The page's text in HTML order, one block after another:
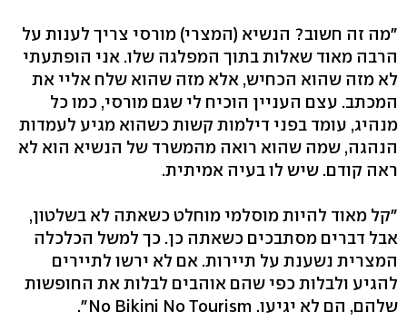
"מה זה חשוב? הנשיא (המצרי) מורסי צריך לענות על
הרבה מאוד שאלות בתוך המפלגה שלו. אני הופתעתי
לא מזה שהוא הכחיש, אלא מזה שהוא שלח אליי את
המכתב. עצם העניין הוכיח לי שגם מורסי, כמו כל
מנהיג, עומד בפני דילמות קשות כשהוא מגיע לעמדות
הנהגה, שמה שהוא רואה מהמשרד של הנשיא הוא לא
ראה קודם. שיש לו בעיה אמיתית.
"קל מאוד להיות מוסלמי מוחלט כשאתה לא בשלטון,
אבל דברים מסתבכים כשאתה כן. כך למשל הכלכלה
המצרית נשענת על תיירות. אם לא ירשו לתיירים
להגיע ולבלות כפי שהם אוהבים לבלות את החופשות
שלהם, הם לא יגיעו. No Bikini No Tourism".